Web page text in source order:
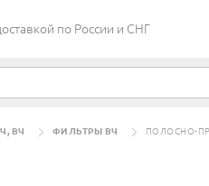
по России и СНГ
ВЧ ФИЛЬТРЫ ВЧ ПОЛОСНО-